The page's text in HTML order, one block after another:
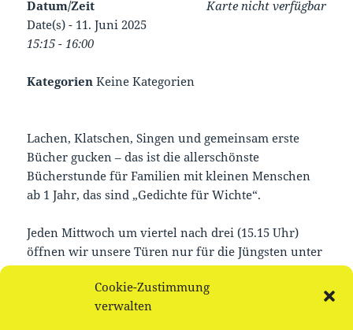
Cookie-Zustimmung
verwalten
Karte nicht verfügbar
Datum/Zeit
Date(s) - 11. Juni 2025
15:15 - 16:00
Kategorien Keine Kategorien
Lachen, Klatschen, Singen und gemeinsam erste
Bücher gucken – das ist die allerschönste
Bücherstunde für Familien mit kleinen Menschen
ab 1 Jahr, das sind „Gedichte für Wichte“.
Jeden Mittwoch um viertel nach drei (15.15 Uhr)
öffnen wir unsere Türen nur für die Jüngsten unter
unseren Leser_innen. Kommt einfach vorbei und
schaut selbst.